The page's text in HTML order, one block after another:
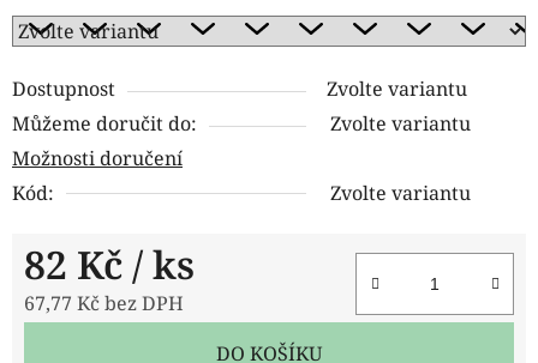
Dostupnost
Zvolte variantu
Můžeme doručit do:
Zvolte variantu
Možnosti doručení
Kód:
Zvolte variantu
82 Kč / ks
67,77 Kč bez DPH
DO KOŠÍKU